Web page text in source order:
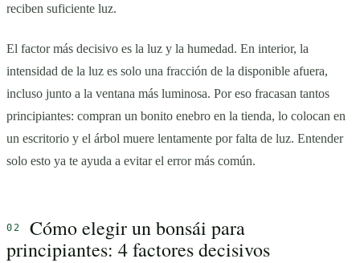
reciben suficiente luz.
El factor más decisivo es la luz y la humedad. En interior, la
intensidad de la luz es solo una fracción de la disponible afuera,
incluso junto a la ventana más luminosa. Por eso fracasan tantos
principiantes: compran un bonito enebro en la tienda, lo colocan en
un escritorio y el árbol muere lentamente por falta de luz. Entender
solo esto ya te ayuda a evitar el error más común.
Cómo elegir un bonsái para
principiantes: 4 factores decisivos